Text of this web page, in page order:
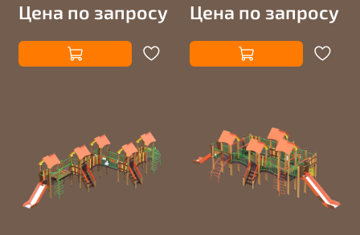
Цена по запросу Цена по запросу